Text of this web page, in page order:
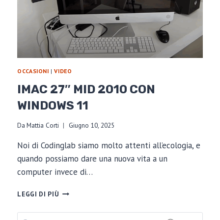
OCCASIONI |VIDEO
IMAC 27″ MID 2010 CON
WINDOWS 11
Da Mattia Corti Giugno 10, 2025
Noi di Codinglab siamo molto attenti all’ecologia, e
quando possiamo dare una nuova vita a un
computer invece di…
LEGGI DI PIÙ IMAC
MID